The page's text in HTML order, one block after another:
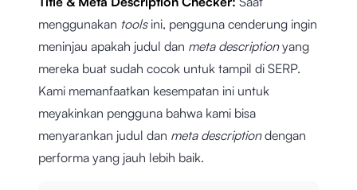
menggunakan tools ini, pengguna cenderung ingin
meninjau apakah judul dan meta descriptionyang
mereka buat sudah cocok untuk tampil di SERP.
Kami memanfaatkan kesempatan ini untuk
meyakinkan pengguna bahwa kami bisa
menyarankan judul dan meta descriptiondengan
performa yang jauh lebih baik.